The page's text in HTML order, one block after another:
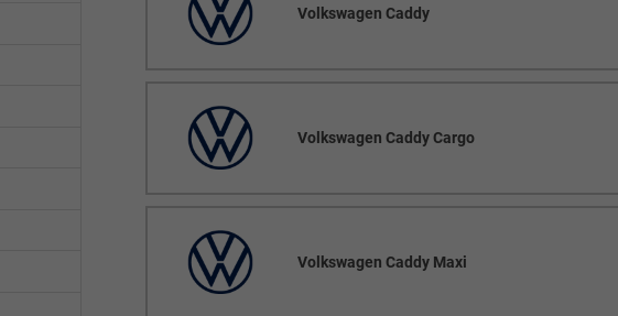
Volkswagen Caddy
Volkswagen Caddy Cargo
Volkswagen Caddy Maxi